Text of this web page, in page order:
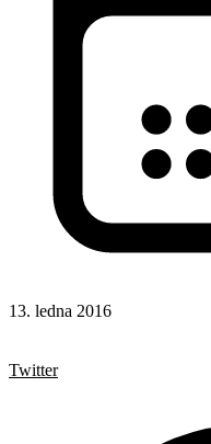
13. ledna 2016
Twitter